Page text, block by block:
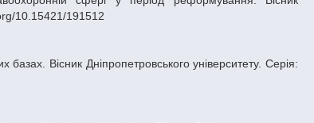
10.15421/191512